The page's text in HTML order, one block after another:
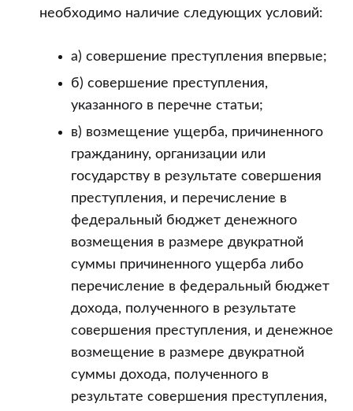
необходимо наличие следующих условий:
а) совершение преступления впервые;
б) совершение преступления,
указанного в перечне статьи;
в) возмещение ущерба, причиненного
гражданину, организации или
государству в результате совершения
преступления, и перечисление в
федеральный бюджет денежного
возмещения в размере двукратной
суммы причиненного ущерба либо
перечисление в федеральный бюджет
дохода, полученного в результате
совершения преступления, и денежное
возмещение в размере двукратной
суммы дохода, полученного в
результате совершения преступления,